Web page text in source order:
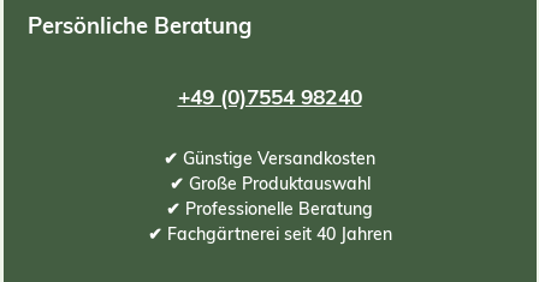
Persönliche Beratung
+49 (0)7554 98240
✔ Günstige Versandkosten
✔ Große Produktauswahl
✔ Professionelle Beratung
✔ Fachgärtnerei seit 40 Jahren